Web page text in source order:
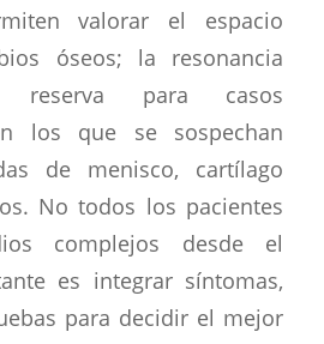
valorar el espacio
óseos; la resonancia
reserva para casos
los que se sospechan
de menisco, cartílago
No todos los pacientes
complejos desde el
es integrar síntomas,
para decidir el mejor